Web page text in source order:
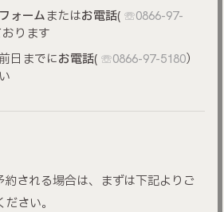
ォームまたはお電話(☏0866-97-
ります
日までにお電話(☏0866-97-5180）
される場合は、まずは下記よりご
さい。